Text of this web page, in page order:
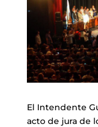
El Intendente
acto de jura de